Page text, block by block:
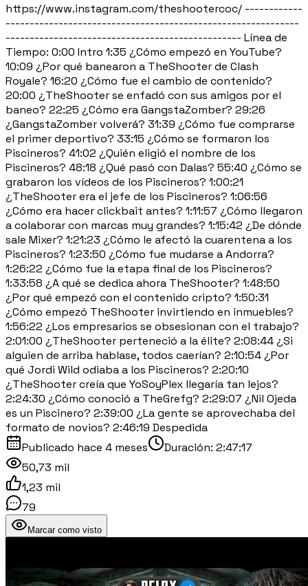
https://www.instagram.com/theshootercoc/ ------------
-------------------------------------------------------------
------------------------------------------------- Línea de
Tiempo: 0:00 Intro 1:35 ¿Cómo empezó en YouTube?
10:09 ¿Por qué banearon a TheShooter de Clash
Royale? 16:20 ¿Cómo fue el cambio de contenido?
20:00 ¿TheShooter se enfadó con sus amigos por el
baneo? 22:25 ¿Cómo era GangstaZomber? 29:26
¿GangstaZomber volverá? 31:39 ¿Cómo fue comprarse
el primer deportivo? 33:15 ¿Cómo se formaron los
Piscineros? 41:02 ¿Quién eligió el nombre de los
Piscineros? 48:18 ¿Qué pasó con Dalas? 55:40 ¿Cómo se
grabaron los vídeos de los Piscineros? 1:00:21
¿TheShooter era el jefe de los Piscineros? 1:06:56
¿Cómo era hacer clickbait antes? 1:11:57 ¿Cómo llegaron
a colaborar con marcas muy grandes? 1:15:42 ¿De dónde
sale Mixer? 1:21:23 ¿Cómo le afectó la cuarentena a los
Piscineros? 1:23:50 ¿Cómo fue mudarse a Andorra?
1:26:22 ¿Cómo fue la etapa final de los Piscineros?
1:33:58 ¿A qué se dedica ahora TheShooter? 1:48:50
¿Por qué empezó con el contenido cripto? 1:50:31
¿Cómo empezó TheShooter invirtiendo en inmuebles?
1:56:22 ¿Los empresarios se obsesionan con el trabajo?
2:01:00 ¿TheShooter perteneció a la élite? 2:08:44 ¿Si
alguien de arriba hablase, todos caerían? 2:10:54 ¿Por
qué Jordi Wild odiaba a los Piscineros? 2:20:10
¿TheShooter creía que YoSoyPlex llegaría tan lejos?
2:24:30 ¿Cómo conoció a TheGrefg? 2:29:07 ¿Nil Ojeda
es un Piscinero? 2:39:00 ¿La gente se aprovechaba del
formato de novios? 2:46:19 Despedida
Publicado hace 4 meses Duración: 2:47:17
50,73 mil
1,23 mil
79
Marcar como visto